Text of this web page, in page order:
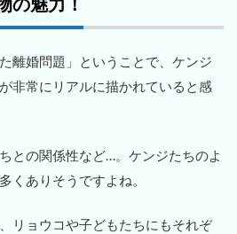
離婚問題」ということで、ケンジ
非常にリアルに描かれていると感
との関係性など…。ケンジたちのよ
くありそうですよね。
リョウコや子どもたちにもそれぞ